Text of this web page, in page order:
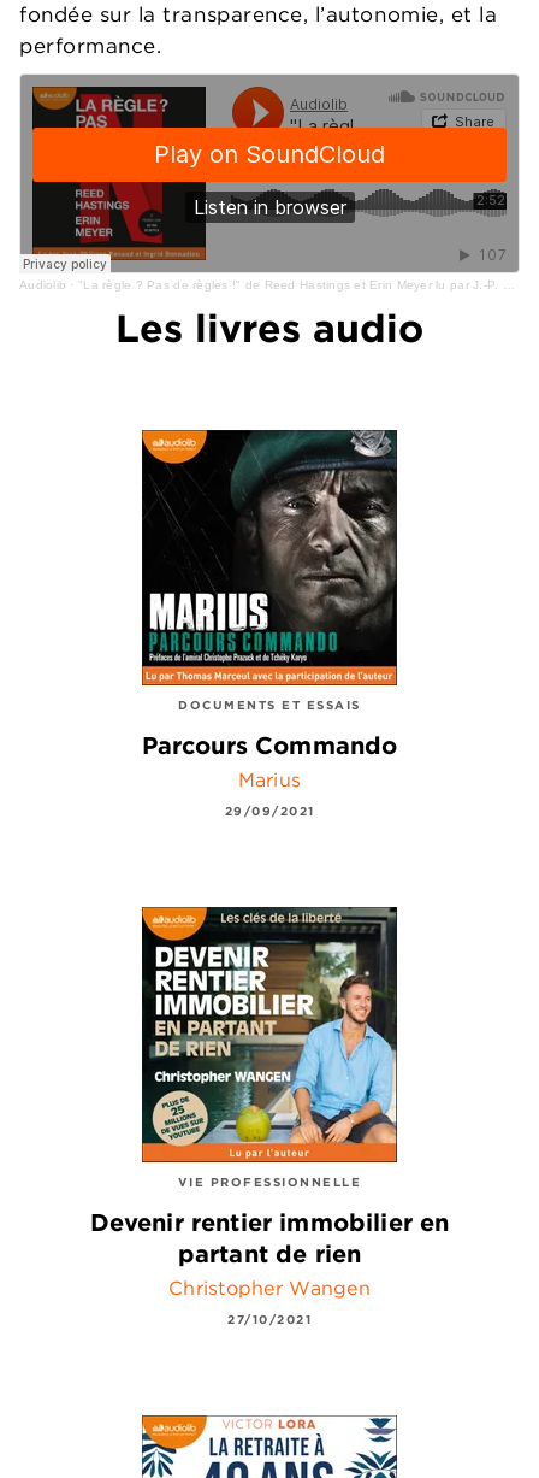
fondée sur la transparence, l’autonomie, et la
performance.
Audiolib · "La règle ? Pas de règles !" de Reed Hastings et Erin Meyer lu par J.-P. Renaud et I. Donnadieu
Les livres audio
DOCUMENTS ET ESSAIS
Parcours Commando
Marius
29/09/2021
VIE PROFESSIONNELLE
Devenir rentier immobilier en
partant de rien
Christopher Wangen
27/10/2021